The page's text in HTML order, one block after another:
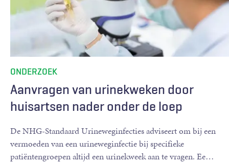
Aanvragen van urinekweken door
huisartsen nader onder de loep
ONDERZOEK
De NHG-Standaard Urineweginfecties adviseert om bij een
vermoeden van een urineweginfectie bij specifieke
patiëntengroepen altijd een urinekweek aan te vragen. Ee…